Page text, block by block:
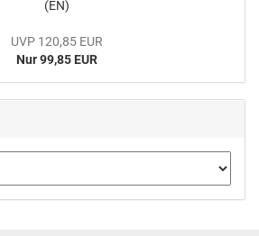
(EN)
UVP 120,85 EUR
Nur 99,85 EUR